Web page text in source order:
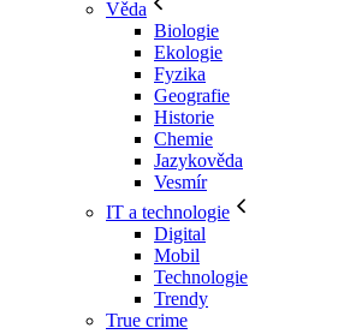
Věda
Biologie
Ekologie
Fyzika
Geografie
Historie
Chemie
Jazykověda
Vesmír
IT a technologie
Digital
Mobil
Technologie
Trendy
True crime